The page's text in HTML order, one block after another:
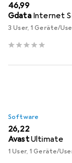
EUR
46,99
Gdata Internet
3 User, 1 Geräte/
Software
EUR
26,22
AvastUltimate
1 User, 1 Geräte/